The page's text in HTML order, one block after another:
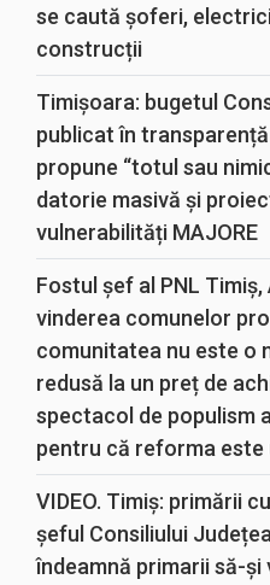
se caută șoferi,
construcții
Timișoara: bugetul
publicat în
propune “totul sau
datorie masivă și
vulnerabilități MAJORE
Fostul șef al PNL
vinderea comunelor
comunitatea nu este o
redusă la un preț de
spectacol de populism
pentru că reforma este
VIDEO. Timiș: primării
șeful Consiliului
îndeamnă primarii să-și